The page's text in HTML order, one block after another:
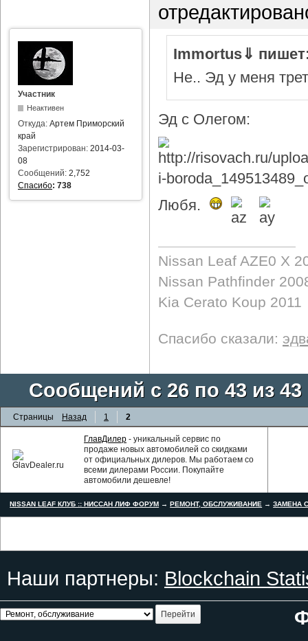
Участник
Неактивен
Откуда: Артем Приморский
край
Зарегистрирован: 2014-03-
08
Сообщений: 2,752
Спасибо: 738
Immortus⇓
Не.. Эд у меня
Эд с Олегом:
Любя.
Nissan Leaf AZE0 X
Nissan Pathfinder
Kia Cerato Koup 2011
Спасибо сказали:
Сообщений с 26 по 43 из 43
Страницы Назад 1 2
ГлавДилер - уникальный сервис по
продаже новых автомобилей со скидками
от официальных дилеров. Мы работаем со
всеми дилерами России. Покупайте
автомобили дешевле!
NISSAN LEAF КЛУБ :: НИССАН ЛИФ ФОРУМ →РЕМОНТ, ОБСЛУЖИВАНИЕ →ЗАМЕНА
Наши партнеры: Blockchain